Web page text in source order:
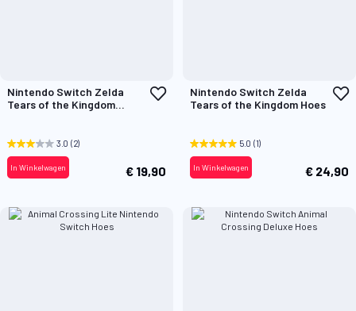
Nintendo Switch Zelda
Tears of the Kingdom
Voeg
3.0 (2)
€ 19,90
In Winkelwagen
Nintendo Switch Zelda
Tears of the Kingdom Hoes
5.0 (1)
€ 24,90
In Winkelwagen